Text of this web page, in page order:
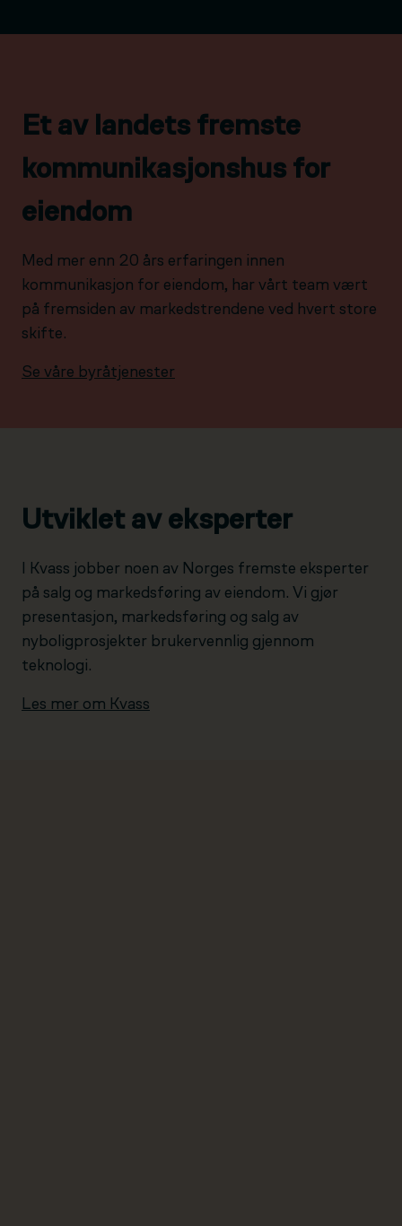
Et av landets fremste
kommunikasjonshus for
eiendom
Med mer enn 20 års erfaringen innen
kommunikasjon for eiendom, har vårt team vært
på fremsiden av markedstrendene ved hvert store
skifte.
Se våre byråtjenester
Utviklet av eksperter
I Kvass jobber noen av Norges fremste eksperter
på salg og markedsføring av eiendom. Vi gjør
presentasjon, markedsføring og salg av
nyboligprosjekter brukervennlig gjennom
teknologi.
Les mer om Kvass